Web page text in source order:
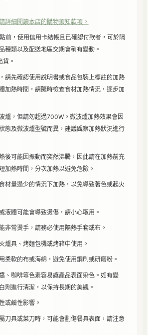
詳細閱讀本店的購物須知款項。
前，使用信用卡結帳且已確認付款者，可於隔
種類以及配送地區交期會稍有變動。
貨。
請先確認使用說明書或食品包裝上標註的加熱
加熱時間，請隨時檢查食材加熱情況，逐步加
爐，但請勿超過700W。微波爐加熱效果會因
態及微波爐型號而異，建議觀察加熱狀況進行
後可能因振動而突然沸騰，因此請在加熱前充
加熱時間，分次加熱以避免危險。
材量過少的情況下加熱，以免導致著色或起火
液體可能會導致燙傷，請小心取用。
非常燙手，請務必使用隔熱手套或布。
爐具、烤麵包機或烤箱中使用。
柔軟的布或海綿，避免使用鋼刷或研磨粉。
、咖啡等色素容易讓產品表面染色。如有變
劑進行清潔，以保持長期的美觀。
或鹼性影響。
刀具或菜刀時，可能會劃傷餐具表面，請注意